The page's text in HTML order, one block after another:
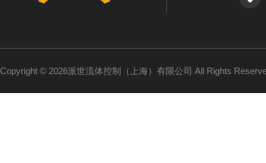
Copyright © 2026派世流体控制（上海）有限公司 All Rights